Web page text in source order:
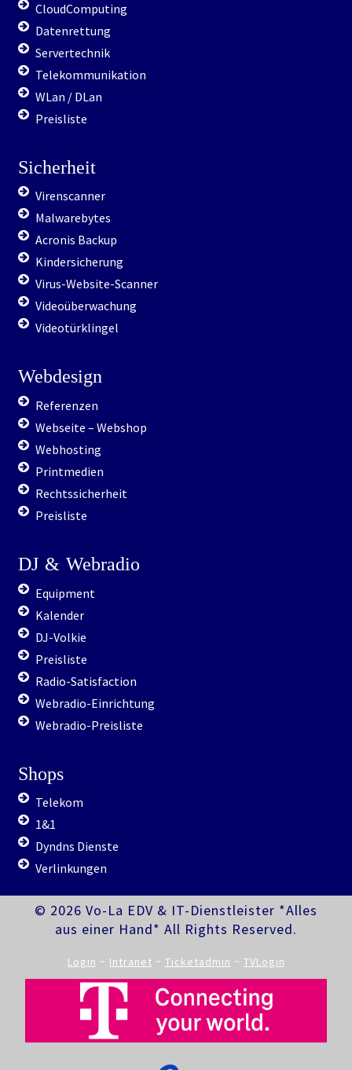
CloudComputing
Datenrettung
Servertechnik
Telekommunikation
WLan / DLan
Preisliste
Sicherheit
Virenscanner
Malwarebytes
Acronis Backup
Kindersicherung
Virus-Website-Scanner
Videoüberwachung
Videotürklingel
Webdesign
Referenzen
Webseite – Webshop
Webhosting
Printmedien
Rechtssicherheit
Preisliste
DJ & Webradio
Equipment
Kalender
DJ-Volkie
Preisliste
Radio-Satisfaction
Webradio-Einrichtung
Webradio-Preisliste
Shops
Telekom
1&1
Dyndns Dienste
Verlinkungen
© 2026 Vo-La EDV & IT-Dienstleister *Alles
aus einer Hand* All Rights Reserved.
Login ~ Intranet ~ Ticketadmin ~ TVLogin